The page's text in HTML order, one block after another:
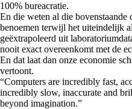
100% bureacratie.
En die weten al die bovenstaande
benoemen terwijl het uiteindelijk
geëxtrapoleerd uit
nooit exact overeenkomt met de
En dat laat dan onze economie
vertoont.
“Computers are incredibly fast,
incredibly slow, inaccurate and
beyond imagination.”